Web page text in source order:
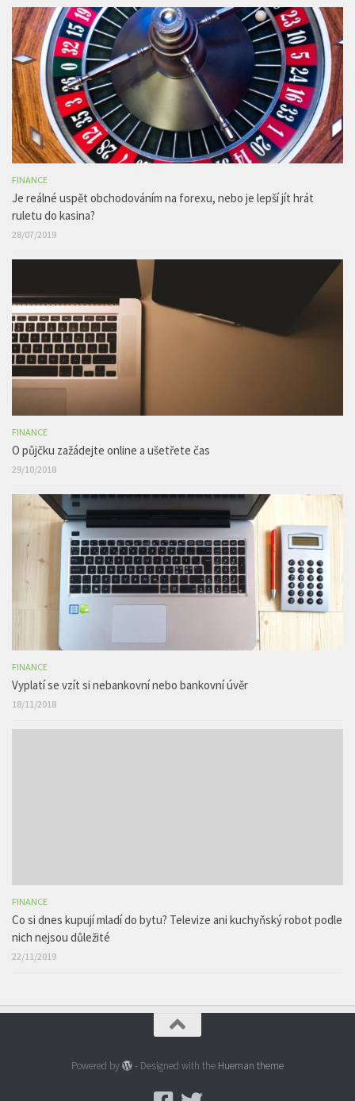
FINANCE
Je reálné uspět obchodováním na forexu, nebo je lepší jít hrát
ruletu do kasina?
28/07/2019
FINANCE
O půjčku zažádejte online a ušetřete čas
29/10/2018
FINANCE
Vyplatí se vzít si nebankovní nebo bankovní úvěr
18/11/2018
FINANCE
Co si dnes kupují mladí do bytu? Televize ani kuchyňský robot podle
nich nejsou důležité
22/11/2019
Powered by - Designed with the Hueman theme